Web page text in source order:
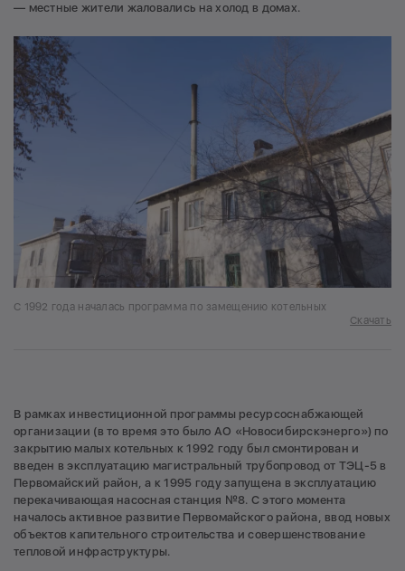
— местные жители жаловались на холод в домах.
С 1992 года началась программа по замещению котельных
Скачать
В рамках инвестиционной программы ресурсоснабжающей
организации (в то время это было АО «Новосибирскэнерго») по
закрытию малых котельных к 1992 году был смонтирован и
введен в эксплуатацию магистральный трубопровод от ТЭЦ-5 в
Первомайский район, а к 1995 году запущена в эксплуатацию
перекачивающая насосная станция №8. С этого момента
началось активное развитие Первомайского района, ввод новых
объектов капительного строительства и совершенствование
тепловой инфраструктуры.